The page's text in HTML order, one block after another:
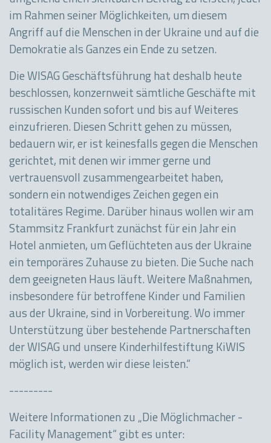
im Rahmen seiner Möglichkeiten, um diesem
Angriff auf die Menschen in der Ukraine und auf die
Demokratie als Ganzes ein Ende zu setzen.
Die WISAG Geschäftsführung hat deshalb heute
beschlossen, konzernweit sämtliche Geschäfte mit
russischen Kunden sofort und bis auf Weiteres
einzufrieren. Diesen Schritt gehen zu müssen,
bedauern wir, er ist keinesfalls gegen die Menschen
gerichtet, mit denen wir immer gerne und
vertrauensvoll zusammengearbeitet haben,
sondern ein notwendiges Zeichen gegen ein
totalitäres Regime. Darüber hinaus wollen wir am
Stammsitz Frankfurt zunächst für ein Jahr ein
Hotel anmieten, um Geflüchteten aus der Ukraine
ein temporäres Zuhause zu bieten. Die Suche nach
dem geeigneten Haus läuft. Weitere Maßnahmen,
insbesondere für betroffene Kinder und Familien
aus der Ukraine, sind in Vorbereitung. Wo immer
Unterstützung über bestehende Partnerschaften
der WISAG und unsere Kinderhilfestiftung KiWIS
möglich ist, werden wir diese leisten.“
---------
Weitere Informationen zu „Die Möglichmacher -
Facility Management“ gibt es unter: